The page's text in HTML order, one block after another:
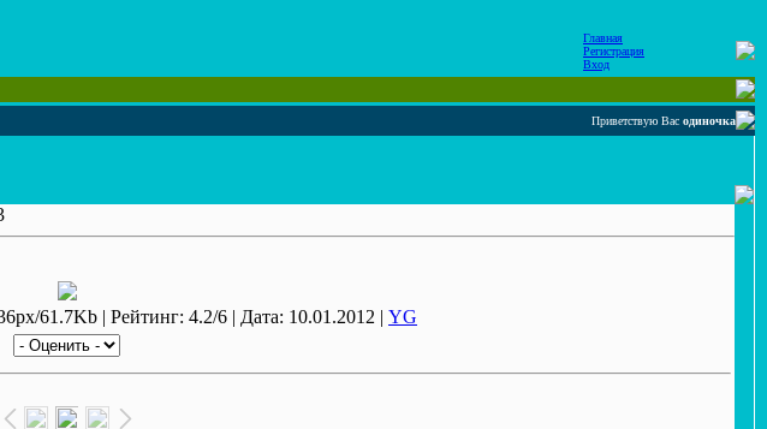
Главная
Регистрация
Вход
Приветствую Вас одиночка
61.7Kb | Рейтинг: 4.2/6 | Дата: 10.01.2012 | YG